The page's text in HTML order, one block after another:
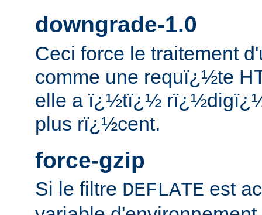
downgrade-1.0
Ceci force le traitement
comme une requï¿½te
elle a ï¿½tï¿½
plus rï¿½cent.
force-gzip
Si le filtre DEFLATE est